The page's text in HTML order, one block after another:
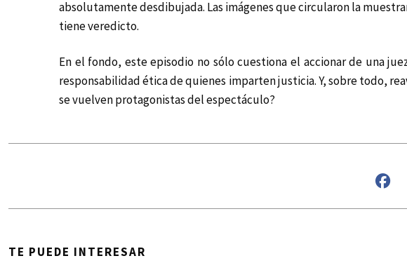
absolutamente desdibujada. Las imágenes que circularon la
tiene veredicto.
En el fondo, este episodio no sólo cuestiona el accionar de una
responsabilidad ética de quienes imparten justicia. Y, sobre todo,
se vuelven protagonistas del espectáculo?
TE PUEDE INTERESAR